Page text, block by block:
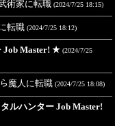
術家に転職 (2024/7/25 18:15)
転職 (2024/7/25 18:12)
Job Master! ★ (2024/7/25
魔人に転職 (2024/7/25 18:08)
ルハンター Job Master!